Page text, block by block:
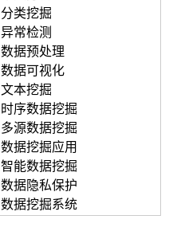
分类挖掘
异常检测
数据预处理
数据可视化
文本挖掘
时序数据挖掘
多源数据挖掘
数据挖掘应用
智能数据挖掘
数据隐私保护
数据挖掘系统